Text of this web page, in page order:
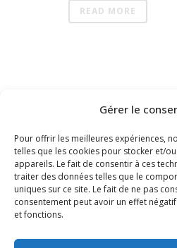
Gérer le
Pour offrir les meilleures expériences,
telles que les cookies pour stocker et/
appareils. Le fait de consentir à ces
traiter des données telles que le
uniques sur ce site. Le fait de ne pas
consentement peut avoir un effet
et fonctions.
READ MORE
1 2
DOLLA-VIAL – Société
75008 Paris T.